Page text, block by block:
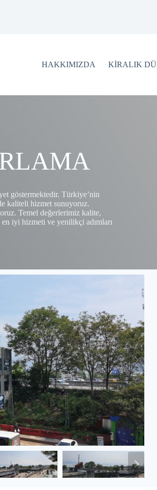
HAKKIMIZDA KİRALIK
göstermektedir. Türkiye’nin
kaliteli hizmet sunuyoruz.
Temel değerlerimiz kalite,
iyi hizmeti ve yenilikçi adımları